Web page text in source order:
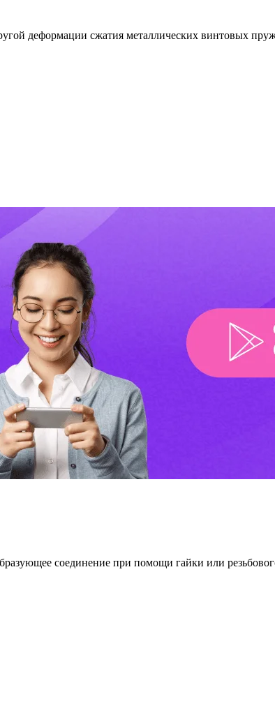
деформации сжатия металлических винтовых
соединение при помощи гайки или